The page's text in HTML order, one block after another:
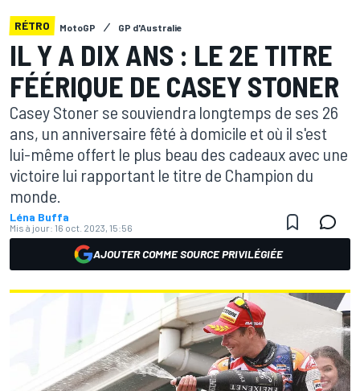
RÉTRO MotoGP GP d'Australie
IL Y A DIX ANS : LE 2E TITRE
FÉÉRIQUE DE CASEY STONER
Casey Stoner se souviendra longtemps de ses 26
ans, un anniversaire fêté à domicile et où il s'est
lui-même offert le plus beau des cadeaux avec une
victoire lui rapportant le titre de Champion du
monde.
Léna Buffa
Mis à jour: 16 oct. 2023, 15:56
AJOUTER COMME SOURCE PRIVILÉGIÉE